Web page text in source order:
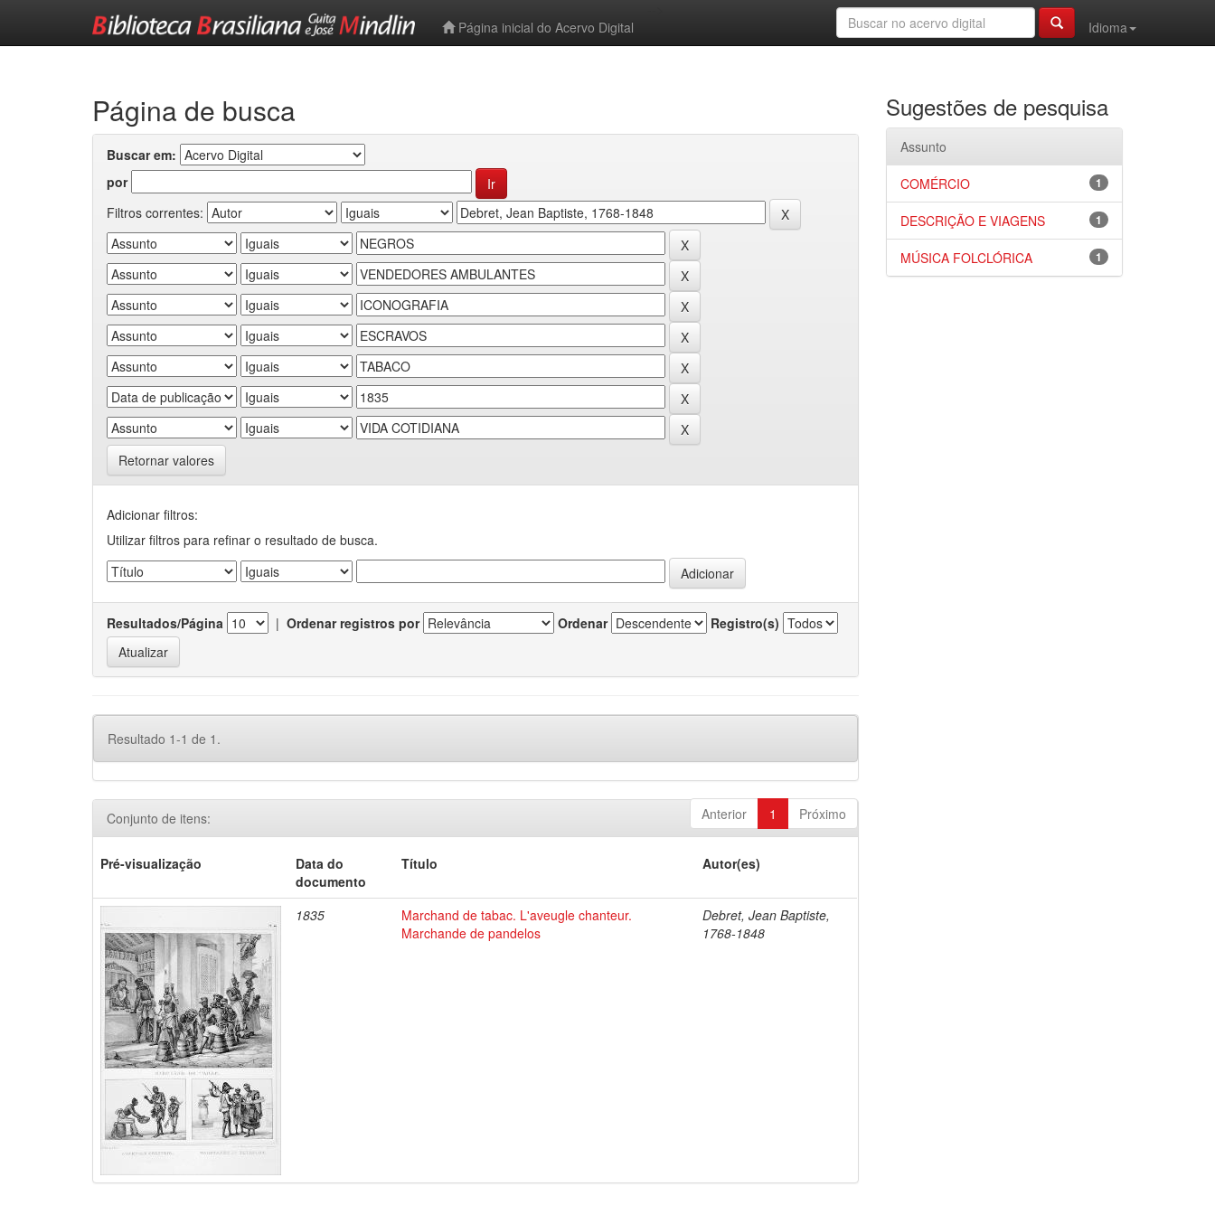
Página inicial do Acervo Digital
Idioma
Página de busca
Buscar em:
por
Filtros correntes:
Retornar valores
Adicionar filtros:
Utilizar filtros para refinar o resultado de busca.
Resultados/Página | Ordenar registros por Ordenar Registro(s)
Resultado 1-1 de 1.
Anterior 1 Próximo
Conjunto de itens:
Pré-visualização
Data do
documento
Título Autor(es)
1835
Marchand de tabac. L'aveugle chanteur.
Marchande de pandelos
Debret, Jean Baptiste,
1768-1848
Sugestões de pesquisa
Assunto
1
COMÉRCIO
1
DESCRIÇÃO E VIAGENS
1
MÚSICA FOLCLÓRICA